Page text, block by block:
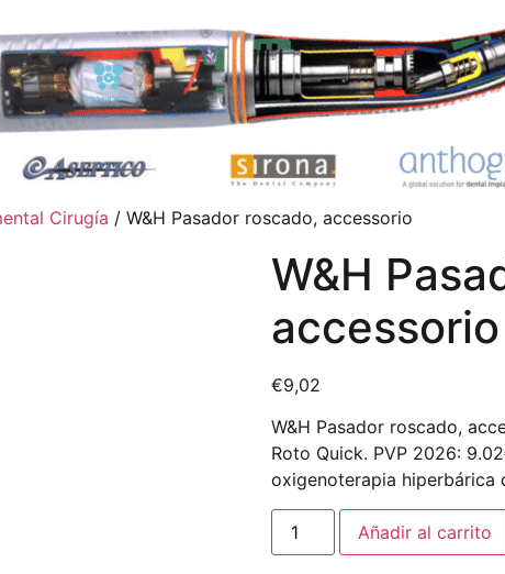
Cirugía / W&H Pasador roscado, accessorio
W&H
accessorio
€9,02
W&H Pasador roscado,
Roto Quick. PVP 2026:
oxigenoterapia hiperbárica
Añadir al carrito